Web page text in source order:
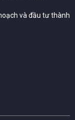
và đầu tư thành